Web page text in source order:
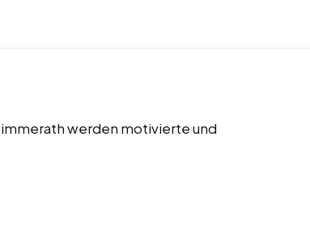
werden motivierte und